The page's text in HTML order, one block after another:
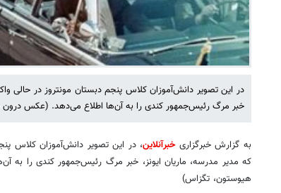
در این تصویر دانش‌آموزان کلاس پنجم دبستان مونتروز در حالی
خبر مرگ رئیس‌جمهور کندی را به آن‌ها اطلاع می‌دهد. (عکس
به گزارش خبرگزاریخبرآنلاین، در این تصویر دانش‌آموزان کلاس
هیوستون، تگزاس)